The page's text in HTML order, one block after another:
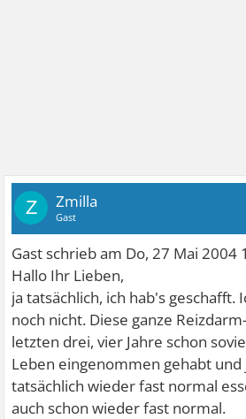
Z Zmilla
Gast
Gast schrieb am Do, 27 Mai 2004
Hallo Ihr Lieben,
ja tatsächlich, ich hab's geschafft.
noch nicht. Diese ganze
letzten drei, vier Jahre schon
Leben eingenommen gehabt und
tatsächlich wieder fast normal
auch schon wieder fast normal.